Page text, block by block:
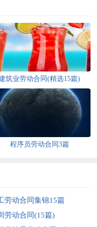
筑业劳动合同(精选15篇)
程序员劳动合同3篇
劳动合同集锦15篇
劳动合同(15篇)